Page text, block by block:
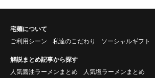
宅麺について
ご利用シーン
私達のこだわり ソーシャルギフト
解説まとめ記事から探す
人気醤油ラーメンまとめ
人気塩ラーメンまとめ